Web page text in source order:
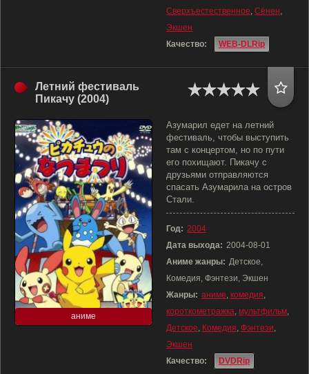
Сверхъестественное, Сёнен,
Экшен
Качество:
WEB-DLRip
Летний фестиваль
Пикачу (2004)
аниме
Азумарил едет на летний
фестиваль, чтобы выступить
там с концертом, но по пути
его похищают. Пикачу с
друзьями отправляются
спасать Азумарила на остров
Стали.
Год: 2004
Дата выхода: 2004-08-01
Аниме жанры: Детское,
Комедия, Фэнтези, Экшен
Жанры: аниме, комедия,
короткометражка, мультфильм,
Детское, Комедия, Фэнтези,
Экшен
Качество:
DVDRip